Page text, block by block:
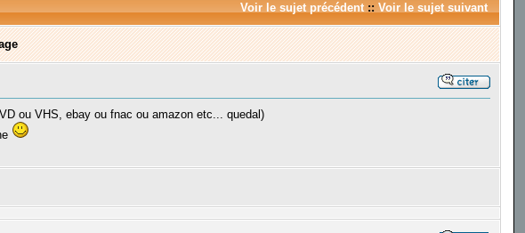
Voir le sujet précédent:: Voir le sujet suivant
ou VHS, ebay ou fnac ou amazon etc... quedal)